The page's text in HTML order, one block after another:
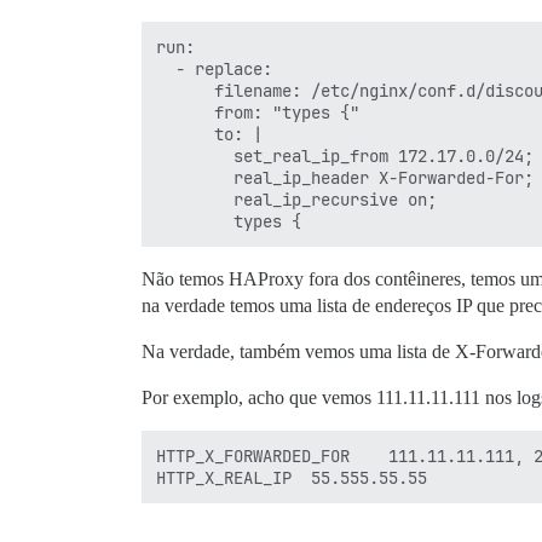
run:
  - replace:
filename: /etc/nginx/conf.d/
      from: "types {"
      to: |
        set_real_ip_from 172.17.0.0/24;
        real_ip_header X-Forwarded-For;
        real_ip_recursive on;
Não temos HAProxy fora dos contêineres, temos
na verdade temos uma lista de endereços IP que
Na verdade, também vemos uma lista de X-
Por exemplo, acho que vemos 111.11.11.111 nos
HTTP_X_FORWARDED_FOR	111.11.11.111, 22.22.22.222, 333.33.33.333, 55.555.55.55